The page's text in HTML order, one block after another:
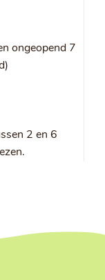
ongeopend 7
2 en 6